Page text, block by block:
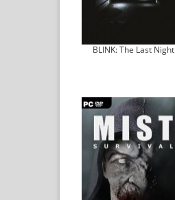
BLINK: The Last Night